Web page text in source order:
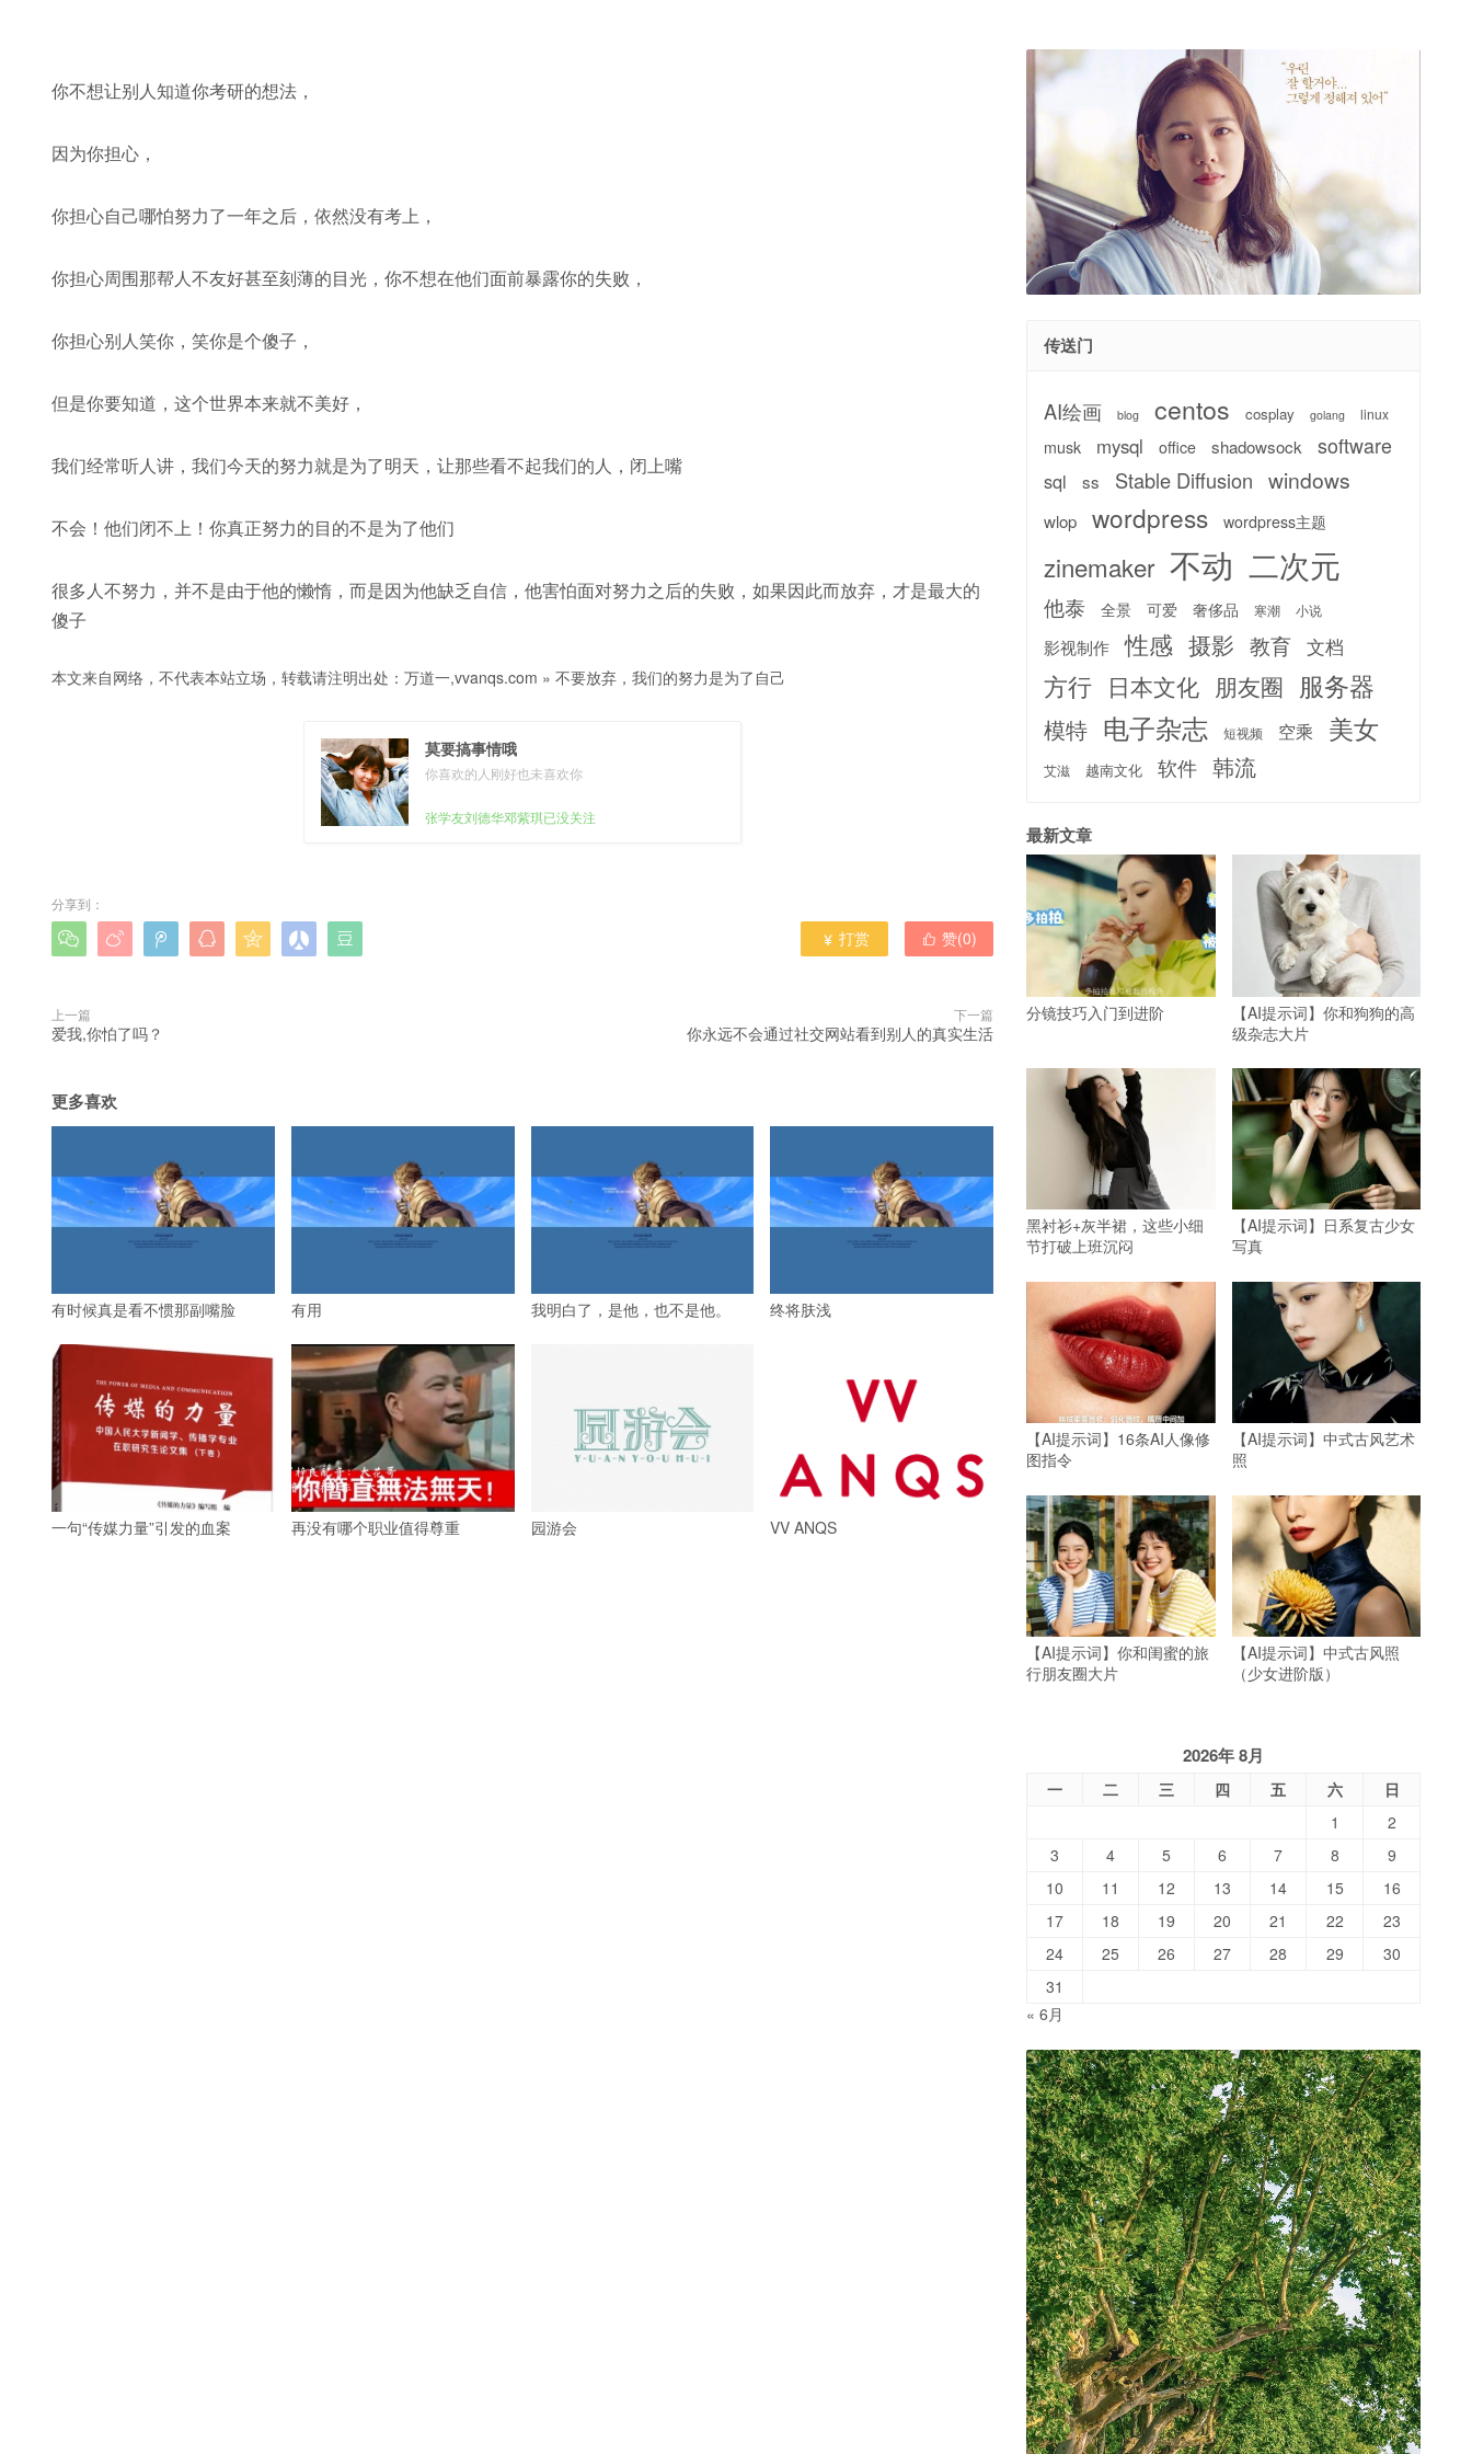
你不想让别人知道你考研的想法，
因为你担心，
你担心自己哪怕努力了一年之后，依然没有考上，
你担心周围那帮人不友好甚至刻薄的目光，你不想在他们面前暴露你的失败，
你担心别人笑你，笑你是个傻子，
但是你要知道，这个世界本来就不美好，
我们经常听人讲，我们今天的努力就是为了明天，让那些看不起我们的人，闭上嘴
不会！他们闭不上！你真正努力的目的不是为了他们
很多人不努力，并不是由于他的懒惰，而是因为他缺乏自信，他害怕面对努力之后的失败，如果因此而放弃，才是最大的
傻子
本文来自网络，不代表本站立场，转载请注明出处： 万道一,vvanqs.com » 不要放弃，我们的努力是为了自己
莫要搞事情哦
你喜欢的人刚好也未喜欢你
张学友刘德华邓紫琪已没关注
分享到：
        赞(0)
 打赏
上一篇
爱我,你怕了吗？
下一篇
你永远不会通过社交网站看到别人的真实生活
更多喜欢
有时候真是看不惯那副嘴脸 有用 我明白了，是他，也不是他。 终将肤浅
一句“传媒力量”引发的血案 再没有哪个职业值得尊重 园游会 VV ANQS
传送门
AI绘画 blog centos cosplay golang linux
musk mysql office shadowsock software
sql ss Stable Diffusion windows
wlop wordpress wordpress主题
zinemaker 不动 二次元
他泰 全景 可爱 奢侈品 寒潮 小说
影视制作 性感 摄影 教育 文档
方行 日本文化 朋友圈 服务器
模特 电子杂志 短视频 空乘 美女
艾滋 越南文化 软件 韩流
最新文章
分镜技巧入门到进阶
【AI提示词】你和狗狗的高
级杂志大片
黑衬衫+灰半裙，这些小细
节打破上班沉闷
【AI提示词】日系复古少女
写真
【AI提示词】16条AI人像修
图指令
【AI提示词】中式古风艺术
照
【AI提示词】你和闺蜜的旅
行朋友圈大片
【AI提示词】中式古风照
（少女进阶版）
2026年 8月
一 二 三 四 五 六
日
1
2
3
4 5 6 7 8
9
10
11 12 13 14 15
16
17
18 19 20 21 22
23
24
25 26 27 28 29
30
31
« 6月